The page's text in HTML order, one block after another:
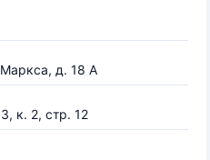
д. 18 А
к. 2, стр. 12